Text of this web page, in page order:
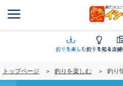
ン
釣りを楽しむ釣りを知る店
トップページ 釣りを楽しむ 釣り